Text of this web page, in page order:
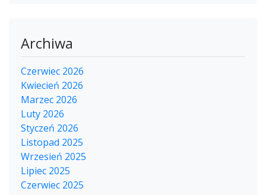
Archiwa
Czerwiec 2026
Kwiecień 2026
Marzec 2026
Luty 2026
Styczeń 2026
Listopad 2025
Wrzesień 2025
Lipiec 2025
Czerwiec 2025